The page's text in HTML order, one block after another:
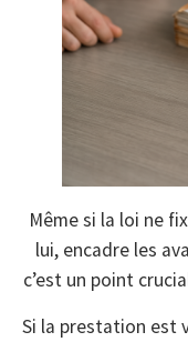
Même si la loi ne
lui, encadre les
c’est un point
Si la prestation est